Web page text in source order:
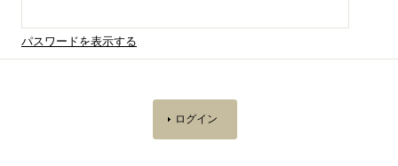
パスワードを表示する